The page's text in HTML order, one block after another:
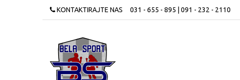
KONTAKTIRAJTE NAS 031 - 655 - 895 | 091 - 232 - 2110